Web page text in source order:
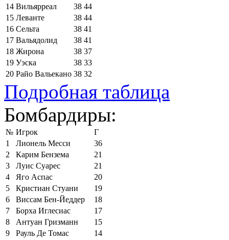
14 Вильярреал 38 44
15 Леванте 38 44
16 Сельта 38 41
17 Вальядолид 38 41
18 Жирона 38 37
19 Уэска 38 33
20 Райо Вальекано 38 32
Подробная таблица
Бомбардиры:
№ Игрок
Г
1
Лионель Месси
36
2
Карим Бензема
21
3
Луис Суарес
21
4
Яго Аспас
20
5
Кристиан Стуани
19
6
Виссам Бен-Йеддер
18
7
Борха Иглесиас
17
8
Антуан Гризманн
15
9
Рауль Де Томас
14